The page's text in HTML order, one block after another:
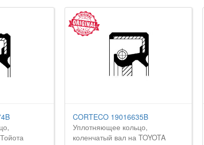
CORTECO 19016635B
Уплотняющее кольцо,
коленчатый вал на TOYOTA